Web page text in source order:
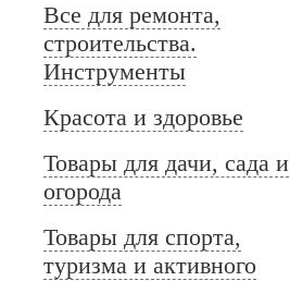
Все для ремонта,
строительства.
Инструменты
Красота и здоровье
Товары для дачи, сада и
огорода
Товары для спорта,
туризма и активного